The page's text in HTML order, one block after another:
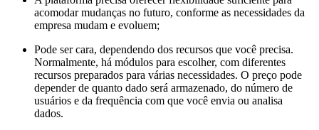
acomodar mudanças no futuro, conforme as necessidades da
empresa mudam e evoluem;
Pode ser cara, dependendo dos recursos que você precisa.
Normalmente, há módulos para escolher, com diferentes
recursos preparados para várias necessidades. O preço pode
depender de quanto dado será armazenado, do número de
usuários e da frequência com que você envia ou analisa
dados.